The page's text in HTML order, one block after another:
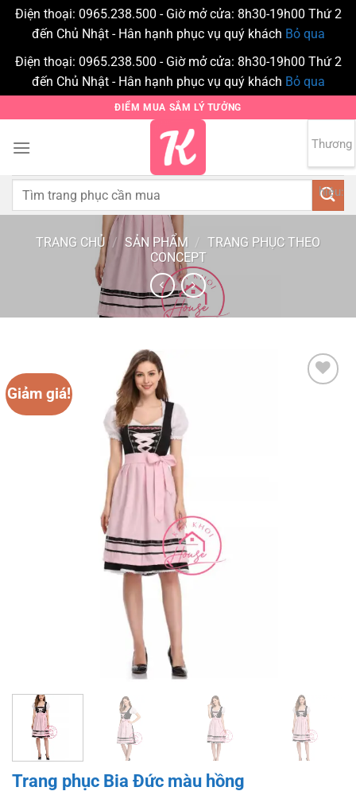
Điện thoại: 0965.238.500 - Giờ mở cửa: 8h30-19h00 Thứ 2
đến Chủ Nhật - Hân hạnh phục vụ quý khách Bỏ qua
Điện thoại: 0965.238.500 - Giờ mở cửa: 8h30-19h00 Thứ 2
đến Chủ Nhật - Hân hạnh phục vụ quý khách Bỏ qua
qua
nội
ĐIỂM MUA SẮM LÝ TƯỞNG
0
Tìm
TRANG CHỦ / SẢN PHẨM / TRANG PHỤC THEO
CONCEPT
Giảm giá!
Trang phục Bia Đức màu hồng
Thương
hiệu: